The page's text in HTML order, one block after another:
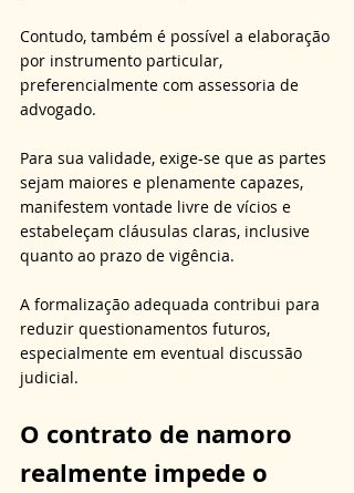
Contudo, também é possível a elaboração
por instrumento particular,
preferencialmente com assessoria de
advogado.
Para sua validade, exige-se que as partes
sejam maiores e plenamente capazes,
manifestem vontade livre de vícios e
estabeleçam cláusulas claras, inclusive
quanto ao prazo de vigência.
A formalização adequada contribui para
reduzir questionamentos futuros,
especialmente em eventual discussão
judicial.
O contrato de namoro
realmente impede o